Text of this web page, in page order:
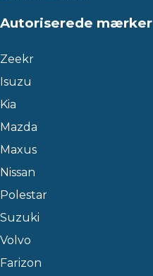
Autoriserede mærker
Zeekr
Isuzu
Kia
Mazda
Maxus
Nissan
Polestar
Suzuki
Volvo
Farizon